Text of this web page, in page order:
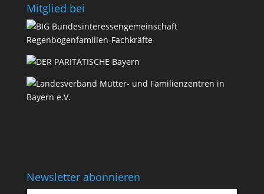
Mit­glied bei
Newsletter abonnieren